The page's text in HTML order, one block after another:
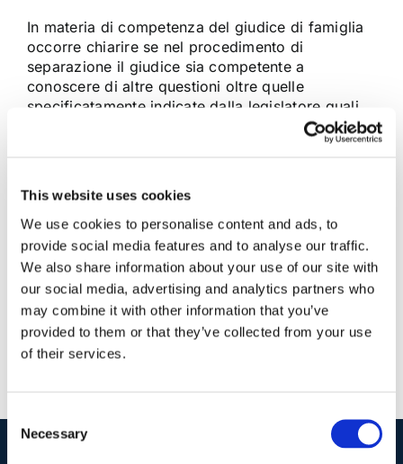
This website uses cookies
We use cookies to personalise content and ads, to
provide social media features and to analyse our traffic.
We also share information about your use of our site with
our social media, advertising and analytics partners who
may combine it with other information that you’ve
provided to them or that they’ve collected from your use
of their services.
Selection
Necessary
In materia di competenza del giudice di famiglia
occorre chiarire se nel procedimento di
separazione il giudice sia competente a
conoscere di altre questioni oltre quelle
specificatamente indicate dalla legislatore quali
l’assegnazione della casa coniugale, il regime di
affidamento (condiviso o esclusivo) dei figli e i
27 Luglio 2012 | Articoli,Diritto di famiglia | 0 Commenti
Continua a leggere